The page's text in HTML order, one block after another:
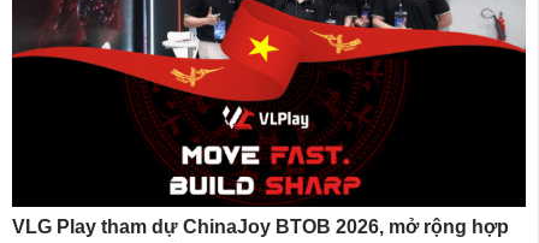
VLG Play tham dự ChinaJoy BTOB 2026, mở rộng hợp